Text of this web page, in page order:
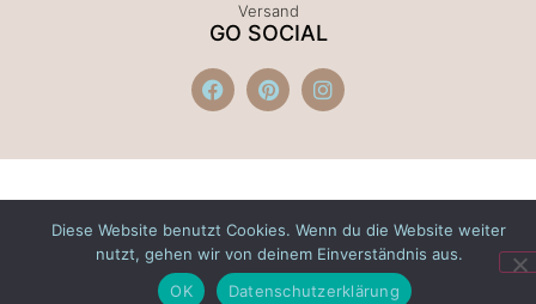
Versand
GO SOCIAL
Diese Website benutzt Cookies. Wenn du die Website weiter
nutzt, gehen wir von deinem Einverständnis aus.
OK
Datenschutzerklärung